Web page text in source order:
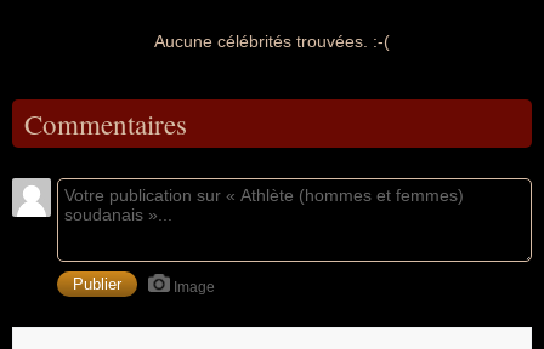
Aucune célébrités trouvées. :-(
Commentaires
Image